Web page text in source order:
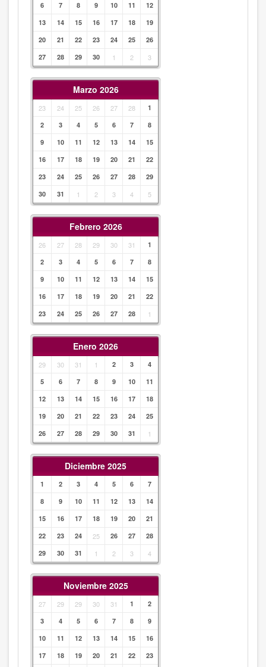
6
7 8 9 10 11
12
13
14 15 16 17 18
19
20
21 22 23 24 25
26
27
28 29 30 1 2 3
Marzo 2026
23 24 25 26 27 28
1
2
3 4 5 6 7
8
9
10 11 12 13 14
15
16
17 18 19 20 21
22
23
24 25 26 27 28
29
30
31 1 2 3 4 5
Febrero 2026
26 27 28 29 30 31
1
2
3 4 5 6 7
8
9
10 11 12 13 14
15
16
17 18 19 20 21
22
23
24 25 26 27 28 1
Enero 2026
29 30 31 1 2 3
4
5
6 7 8 9 10
11
12
13 14 15 16 17
18
19
20 21 22 23 24
25
26
27 28 29 30 31 1
Diciembre 2025
1 2 3 4 5 6
7
8
9 10 11 12 13
14
15
16 17 18 19 20
21
22
23 24 25 26 27
28
29
30 31 1 2 3 4
Noviembre 2025
27 29 29 30 31 1
2
3
4 5 6 7 8
9
10
11 12 13 14 15
16
17
18 19 20 21 22
23